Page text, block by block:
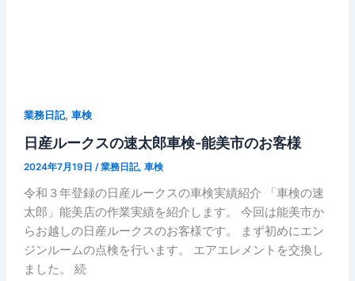
業務日記, 車検
日産ルークスの速太郎車検-能美市のお客様
2024年7月19日 /業務日記, 車検
令和３年登録の日産ルークスの車検実績紹介 「車検の速
太郎」能美店の作業実績を紹介します。 今回は能美市か
らお越しの日産ルークスのお客様です。 まず初めにエン
ジンルームの点検を行います。 エアエレメントを交換し
ました。 続